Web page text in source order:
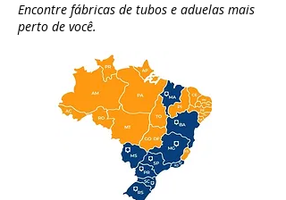
Encontre fábricas de tubos e aduelas mais
perto de você.